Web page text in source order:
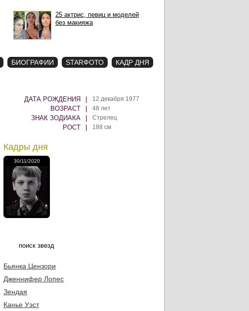
25 актрис, певиц и моделей
без макияжа
БИОГРАФИИ STARФОТО КАДР ДНЯ
ДАТА РОЖДЕНИЯ | 12 декабря 1977
ВОЗРАСТ | 48 лет
ЗНАК ЗОДИАКА | Стрелец
РОСТ | 188 см
Кадры дня
30/11/2020
Бьянка Цензори
Дженнифер Лопес
Зендая
Канье Уэст